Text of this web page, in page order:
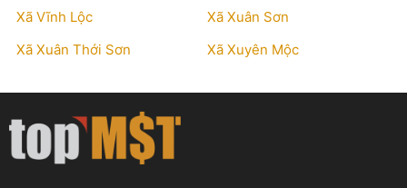
Xã Vĩnh Lộc
Xã Xuân Sơn
Xã Xuân Thới Sơn
Xã Xuyên Mộc